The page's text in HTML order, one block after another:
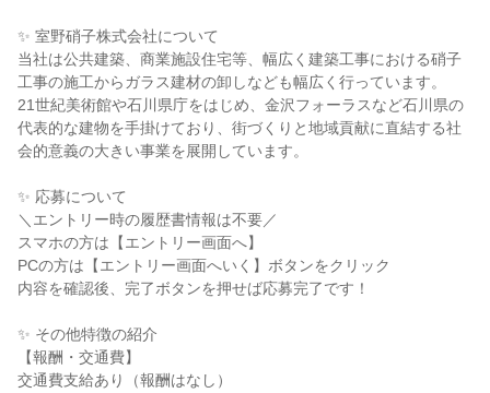
✨ 室野硝子株式会社について
当社は公共建築、商業施設住宅等、幅広く建築工事における硝子
工事の施工からガラス建材の卸しなども幅広く行っています。
21世紀美術館や石川県庁をはじめ、金沢フォーラスなど石川県の
代表的な建物を手掛けており、街づくりと地域貢献に直結する社
会的意義の大きい事業を展開しています。
✨ 応募について
＼エントリー時の履歴書情報は不要／
スマホの方は【エントリー画面へ】
PCの方は【エントリー画面へいく】ボタンをクリック
内容を確認後、完了ボタンを押せば応募完了です！
✨ その他特徴の紹介
【報酬・交通費】
交通費支給あり（報酬はなし）